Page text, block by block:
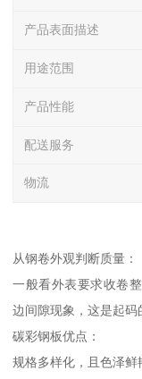
产品表面描述
用途范围
产品性能
配送服务
物流
从钢卷外观判断质量：
一般看外表要求收卷
边间隙现象，这是起码
碳彩钢板优点：
规格多样化，且色泽鲜